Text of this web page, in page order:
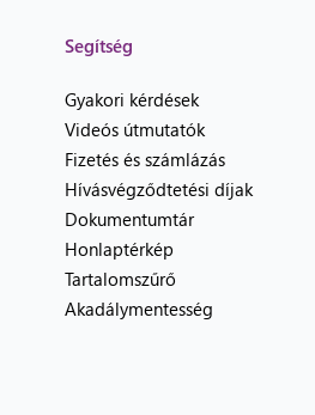
Segítség
Gyakori kérdések
Videós útmutatók
Fizetés és számlázás
Hívásvégződtetési díjak
Dokumentumtár
Honlaptérkép
Tartalomszűrő
Akadálymentesség